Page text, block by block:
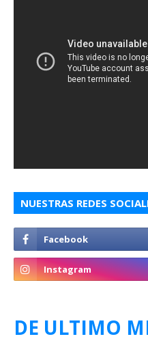
NUESTRAS REDES
DE ULTIMO